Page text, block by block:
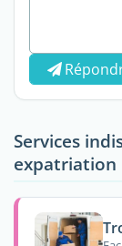
Services
expatriation